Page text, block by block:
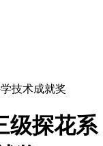
技术成就奖
级探花系